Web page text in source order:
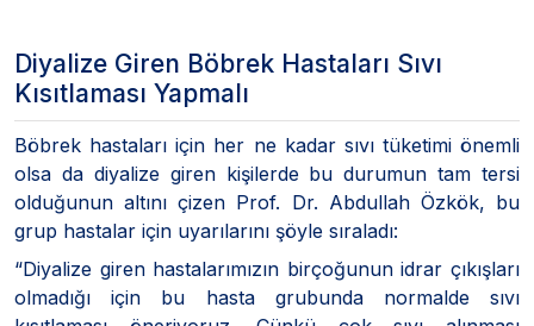
Diyalize Giren Böbrek Hastaları Sıvı
Kısıtlaması Yapmalı
Böbrek hastaları için her ne kadar sıvı tüketimi önemli
olsa da diyalize giren kişilerde bu durumun tam tersi
olduğunun altını çizen Prof. Dr. Abdullah Özkök, bu
grup hastalar için uyarılarını şöyle sıraladı:
“Diyalize giren hastalarımızın birçoğunun idrar çıkışları
olmadığı için bu hasta grubunda normalde sıvı